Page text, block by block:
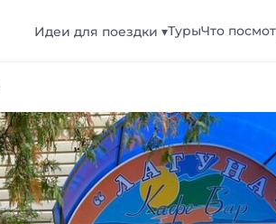
Идеи для поездки ▾ТурыЧто